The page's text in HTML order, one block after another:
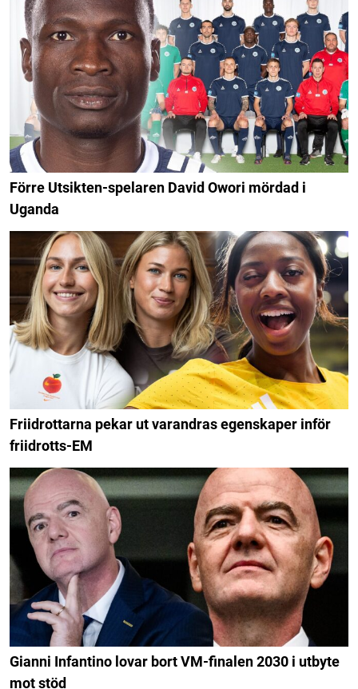
Förre Utsikten-spelaren David Owori mördad i
Uganda
Friidrottarna pekar ut varandras egenskaper inför
friidrotts-EM
Gianni Infantino lovar bort VM-finalen 2030 i utbyte
mot stöd